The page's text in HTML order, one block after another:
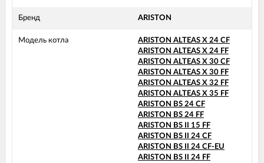
Бренд ARISTON
Модель котла
ARISTON ALTEAS X 24 CF
ARISTON ALTEAS X 24 FF
ARISTON ALTEAS X 30 CF
ARISTON ALTEAS X 30 FF
ARISTON ALTEAS X 32 FF
ARISTON ALTEAS X 35 FF
ARISTON BS 24 CF
ARISTON BS 24 FF
ARISTON BS II 15 FF
ARISTON BS II 24 CF
ARISTON BS II 24 CF-EU
ARISTON BS II 24 FF